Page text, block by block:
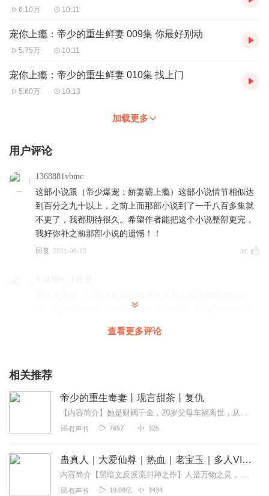
6.10万 10:11
宠你上瘾：帝少的重生鲜妻 009集 你最好别动
5.75万 10:11
宠你上瘾：帝少的重生鲜妻 010集 找上门
5.60万 10:13
加载更多
用户评论
1368881vbmc
这部小说跟（帝少爆宠：娇妻霸上瘾）这部小说情节相似达
到百分之九十以上，之前上面那部小说到了一千八百多集就
不更了，我都期待很久。希望作者能把这个小说整部更完，
我好弥补之前那部小说的遗憾！！
回复 2021-06-13 41
🆚，使人感觉很爽，达到吸引读者的作用。而这部小说的配
的身临其境，但总体感觉不错！人物配音情绪转折起伏配的
回复
相依_7f
超级好听的，总共有多少集希望不会断更🌹🌹
2021-06-14
听友201682149
这个没有一点优点 就是脾气大 脑子也不好用
2021-07-22
查看更多评论
相关推荐
帝少的重生毒妻丨现言甜茶丨复仇
【内容简介】她是财阀千金，20岁父母车祸离世，从家族的手上接过若氏的大旗，以风火之姿将若氏集团带向鼎盛。一时之间，商业女王，业界英才，所有华美之词都环绕在她的身...
有声书 7657 326
蛊真人｜大爱仙尊｜热血｜老宝玉｜多人VIP免费有声剧
内容简介【黑暗文反派流封神之作】人是万物之灵，蛊是天地真精。一个穿越者不断重生的故事。一个养蛊、炼蛊、用蛊的奇特世界。配音组（男角色）老宝玉旁白...
有声书 19.08亿 3434